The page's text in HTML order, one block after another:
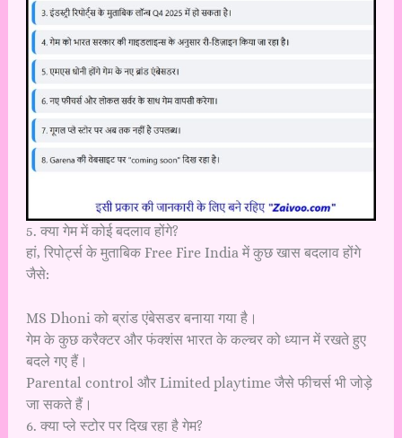
5. क्या गेम में कोई बदलाव होंगे?
हां, रिपोर्ट्स के मुताबिक Free Fire India में कुछ खास बदलाव होंगे
जैसे:
MS Dhoni को ब्रांड एंबेसडर बनाया गया है।
गेम के कुछ करैक्टर और फंक्शंस भारत के कल्चर को ध्यान में रखते हुए
बदले गए हैं।
Parental control और Limited playtime जैसे फीचर्स भी जोड़े
जा सकते हैं।
6. क्या प्ले स्टोर पर दिख रहा है गेम?